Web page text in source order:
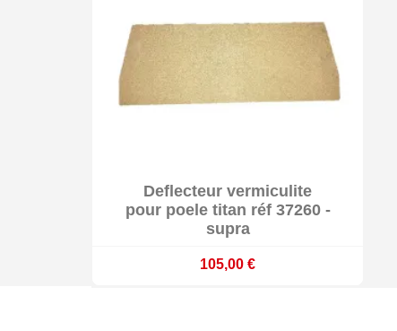
Sur commande : délai 3 à 4 semaines
Deflecteur vermiculite
pour poele titan réf 37260 -
supra
105,00 €